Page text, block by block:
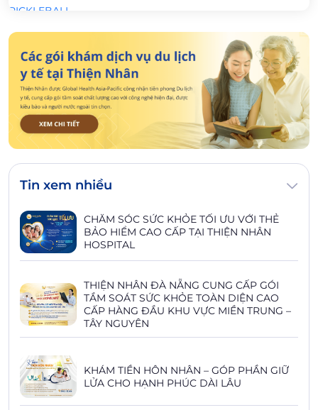
Tin xem nhiều
CHĂM SÓC SỨC KHỎE TỐI ƯU VỚI THẺ
BẢO HIỂM CAO CẤP TẠI THIỆN NHÂN
HOSPITAL
THIỆN NHÂN ĐÀ NẴNG CUNG CẤP GÓI
TẦM SOÁT SỨC KHỎE TOÀN DIỆN CAO
CẤP HÀNG ĐẦU KHU VỰC MIỀN TRUNG –
TÂY NGUYÊN
KHÁM TIỀN HÔN NHÂN – GÓP PHẦN GIỮ
LỬA CHO HẠNH PHÚC DÀI LÂU